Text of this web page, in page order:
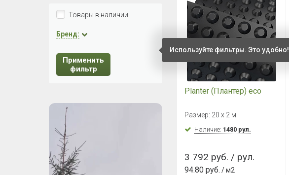
Planter (Плантер) eco
Размер: 20 х 2 м
Наличие: 1480 рул.
3 792 руб. / рул.
94.80 руб. / м2
Используйте фильтры. Это удобно!
Товары в наличии
Бренд:
Применить
фильтр